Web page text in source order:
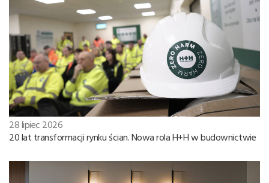
28 lipiec 2026
20 lat transformacji rynku ścian. Nowa rola H+H w budownictwie